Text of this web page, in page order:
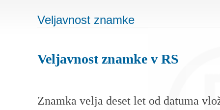
Veljavnost znamke
Veljavnost znamke v RS
Znamka velja deset let od datuma